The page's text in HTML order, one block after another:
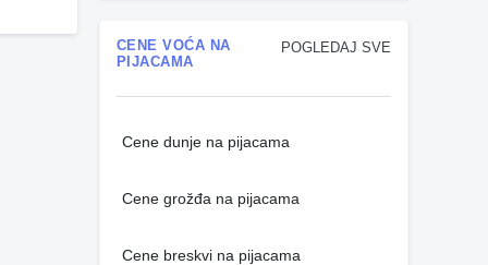
POGLEDAJ SVE
CENE VOĆA NA
PIJACAMA
Cene dunje na pijacama
Cene grožđa na pijacama
Cene breskvi na pijacama